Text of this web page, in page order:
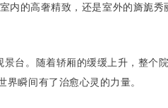
内的高奢精致，还是室外的旖旎秀
台。随着轿厢的缓缓上升，整个
瞬间有了治愈心灵的力量。